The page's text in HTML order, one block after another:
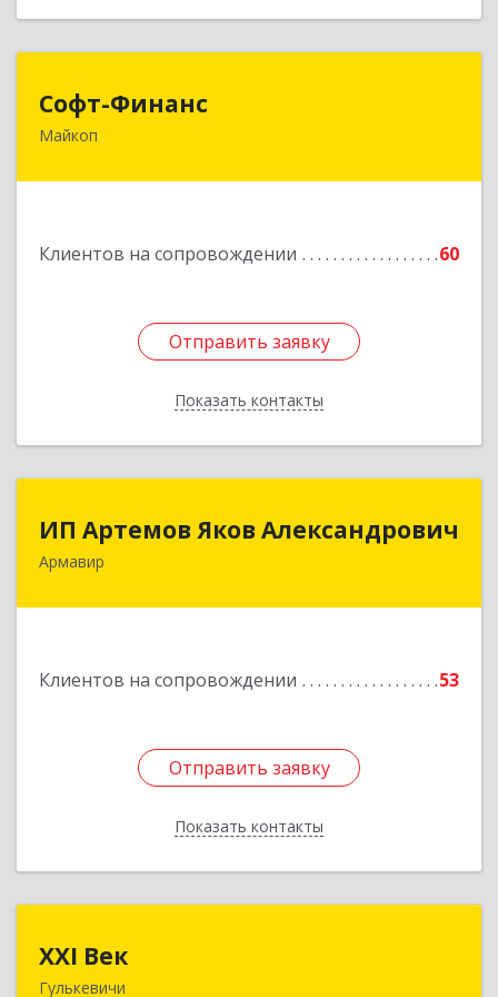
Софт-Финанс
Майкоп
Клиентов на сопровождении 60
Отправить заявку
Показать контакты
385006, Адыгея Респ, Майкоп г, Калинина ул,
Отправить заявку
Назад
ИП Артемов Яков Александрович
Армавир
Клиентов на сопровождении 53
Отправить заявку
Показать контакты
Отправить заявку
Назад
XXI Век
Гулькевичи